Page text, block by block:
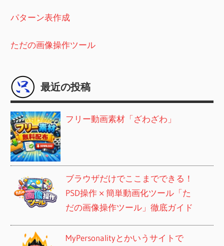
パターン表作成
ただの画像操作ツール
最近の投稿
フリー動画素材「ざわざわ」
ブラウザだけでここまでできる！
PSD操作 × 簡単動画化ツール「た
だの画像操作ツール」徹底ガイド
MyPersonalityとかいうサイトで